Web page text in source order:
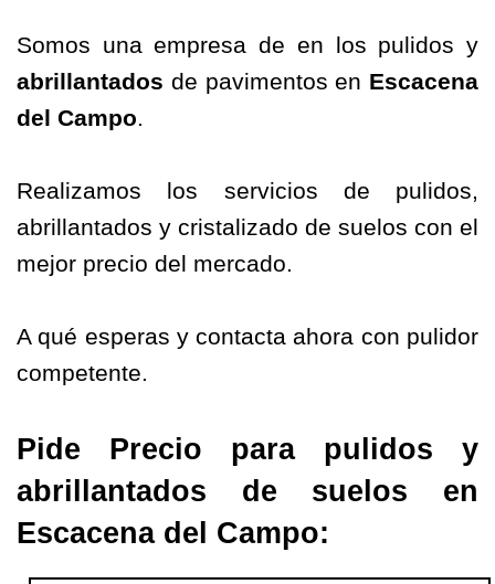
Somos una empresa de en los pulidos y
abrillantados de pavimentos en Escacena
del Campo.
Realizamos los servicios de pulidos,
abrillantados y cristalizado de suelos con el
mejor precio del mercado.
A qué esperas y contacta ahora con pulidor
competente.
Pide Precio para pulidos y
abrillantados de suelos en
Escacena del Campo: